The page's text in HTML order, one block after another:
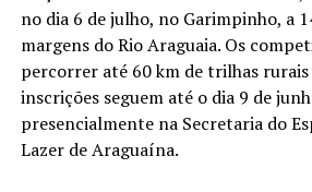
no dia 6 de julho, no Garimpinho, a
margens do Rio Araguaia. Os
percorrer até 60 km de trilhas rurais
inscrições seguem até o dia 9 de
presencialmente na Secretaria do
Lazer de Araguaína.